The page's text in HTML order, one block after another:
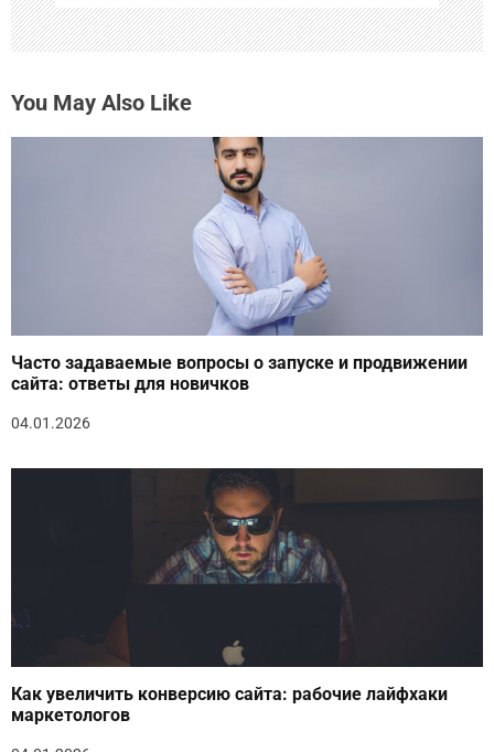
You May Also Like
Часто задаваемые вопросы о запуске и продвижении
сайта: ответы для новичков
04.01.2026
Как увеличить конверсию сайта: рабочие лайфхаки
маркетологов